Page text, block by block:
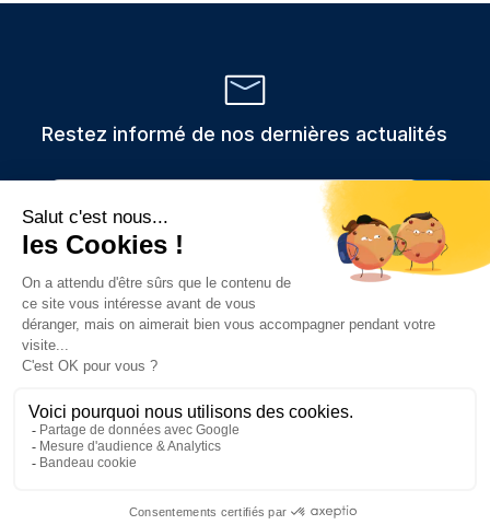
Restez informé de nos dernières actualités
Veuillez
laisser
ce
champ
vide.
Les informations recueillies via ce formulaire sont stockées et
utilisées uniquement pour traiter votre demande,
conformément au RGPD.